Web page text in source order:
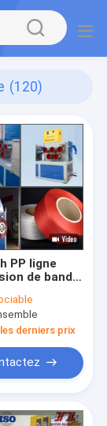
(120)
PP ligne
de bande
de
d'emballage
derniers prix